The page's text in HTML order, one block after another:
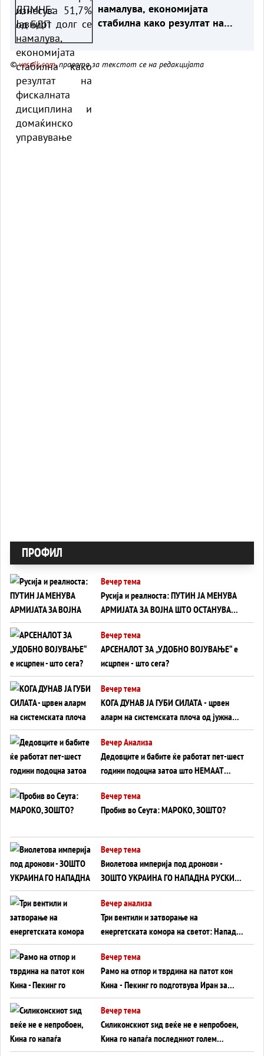
намалува, економијата
стабилна како резултат на
©vesnik.com, правата за текстот се на редакцијата
ПРОФИЛ
Вечер тема
Русија и реалноста: ПУТИН ЈА МЕНУВА
АРМИЈАТА ЗА ВОЈНА ШТО ОСТАНУВА
БЕЗ ФРОНТ
Вечер тема
АРСЕНАЛОТ ЗА „УДОБНО ВОЈУВАЊЕ“ е
исцрпен - што сега?
Вечер тема
КОГА ДУНАВ ЈА ГУБИ СИЛАТА - црвен
аларм на системската плоча од јужна
Германија до Црното Море...
Вечер Анализа
Дедовците и бабите ќе работат пет-шест
години подоцна затоа што НЕМААТ
ВНУЦИ ДА ГИ ЗАМЕНАТ
Вечер тема
Пробив во Сеута: МАРОКО, ЗОШТО?
Вечер тема
Виолетова империја под дронови -
ЗОШТО УКРАИНА ГО НАПАДНА РУСКИОТ
WILDBERRIES
Вечер анализа
Три вентили и затворање на
енергетската комора на светот: Нападот
во Суец најавува глобален енергетски
инфаркт?
Вечер тема
Рамо на отпор и тврдина на патот кон
Кина - Пекинг го подготвува Иран за
американска копнена инвазија
Вечер тема
Силиконскиот ѕид веќе не е непробоен,
Кина го напаѓа последниот голем
монопол на Западот?